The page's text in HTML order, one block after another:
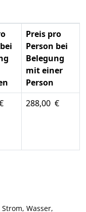
Preis pro
Person bei
Belegung
mit einer
Person
288,00 €
Wasser,